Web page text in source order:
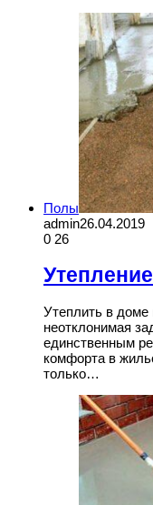
Полы
admin26.04.2019
0 26
Утеплить в
неотклонимая
единственным
комфорта в
только…